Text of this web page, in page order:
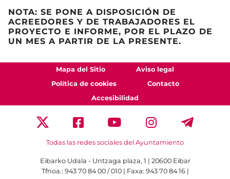
NOTA: SE PONE A DISPOSICIÓN DE
ACREEDORES Y DE TRABAJADORES EL
PROYECTO E INFORME, POR EL PLAZO DE
UN MES A PARTIR DE LA PRESENTE.
Mapa del Sitio
Aviso legal
Política de cookies
Contacto
Accesibilidad
Todas las redes sociales del Ayuntamiento
Eibarko Udala - Untzaga plaza, 1 | 20600 Eibar
Tfnoa.: 943 70 84 00 / 010 | Faxa: 943 70 84 16 |